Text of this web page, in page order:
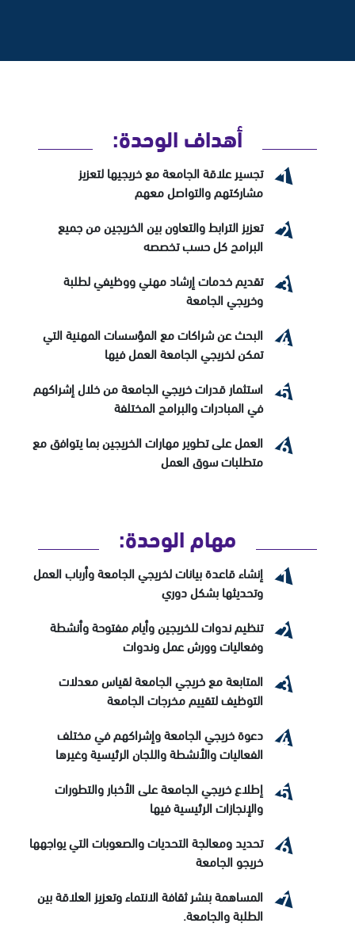
أهداف الوحدة:
تجسير علاقة الجامعة مع خريجيها لتعزيز
مشاركتهم والتواصل معهم
تعزيز الترابط والتعاون بين الخريجين من جميع
البرامج كل حسب تخصصه
تقديم خدمات إرشاد مهني ووظيفي لطلبة
وخريجي الجامعة
البحث عن شراكات مع المؤسسات المهنية التي
تمكن لخريجي الجامعة العمل فيها
استثمار قدرات خريجي الجامعة من خلال إشراكهم
في المبادرات والبرامج المختلفة
العمل على تطوير مهارات الخريجين بما يتوافق مع
متطلبات سوق العمل
مهام الوحدة:
إنشاء قاعدة بيانات لخريجي الجامعة وأرباب العمل
وتحديثها بشكل دوري
تنظيم ندوات للخريجين وأيام مفتوحة وأنشطة
وفعاليات وورش عمل وندوات
المتابعة مع خريجي الجامعة لقياس معدلات
التوظيف لتقييم مخرجات الجامعة
دعوة خريجي الجامعة وإشراكهم في مختلف
الفعاليات والأنشطة واللجان الرئيسية وغيرها
إطلاع خريجي الجامعة على الأخبار والتطورات
والإنجازات الرئيسية فيها
تحديد ومعالجة التحديات والصعوبات التي يواجهها
خريجو الجامعة
المساهمة بنشر ثقافة الانتماء وتعزيز العلاقة بين
الطلبة والجامعة.